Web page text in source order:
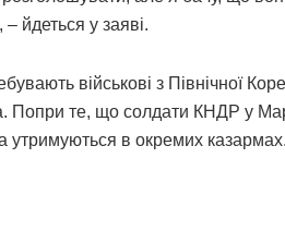
– йдеться у заяві.
військові з Північної
Попри те, що солдати КНДР у
утримуються в окремих казармах.